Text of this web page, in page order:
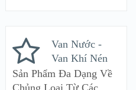
Van Nước -
Van Khí Nén
Sản Phẩm Đa Dạng Về